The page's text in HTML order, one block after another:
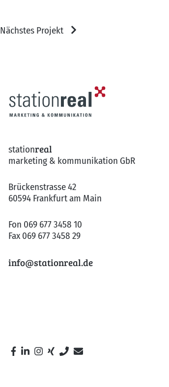
Nächstes Projekt
stationreal
marketing & kommunikation GbR
Brückenstrasse 42
60594 Frankfurt am Main
Fon 069 677 3458 10
Fax 069 677 3458 29
info@stationreal.de